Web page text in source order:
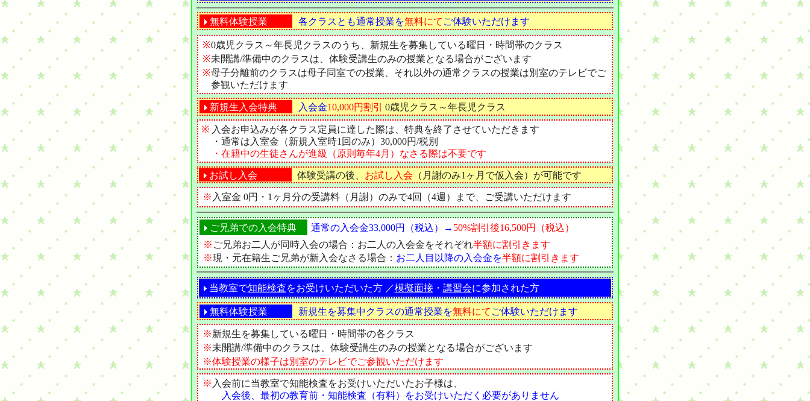
無料体験授業 各クラスとも通常授業を無料にて ご体験いただけます
※0歳児クラス～年長児クラスのうち、新規生を募集している曜日・時間帯のクラス
※未開講/準備中のクラスは、体験受講生のみの授業となる場合がございます
※母子分離前のクラスは母子同室での授業、それ以外の通常クラスの授業は別室のテレビでご
参観いただけます
新規生入会特典 入会金10,000円割引 0歳児クラス～年長児クラス
※ 入会お申込みが各クラス定員に達した際は、特典を終了させていただきます
・通常は入室金（新規入室時1回のみ）30,000円/税別
・在籍中の生徒さんが進級（原則毎年4月）なさる際は不要です
お試し入会 体験受講の後、 お試し入会 （月謝のみ1ヶ月で仮入会）が可能です
※ 入室金 0円・1ヶ月分の受講料（月謝）のみで4回（4週）まで、ご受講いただけます
ご兄弟での入会特典 通常の入会金33,000円（税込）→ 50%割引後16,500円（税込）
※ ご兄弟お二人が同時入会の場合：お二人の入会金をそれぞれ半額に割引きます
※現・元在籍生ご兄弟が新入会なさる場合： お二人目以降の入会金を半額に割引きます
当教室で知能検査をお受けいただいた方 ／模擬面接・ 講習会に参加された方
無料体験授業 新規生を募集中クラスの通常授業を無料にて ご体験いただけます
※新規生を募集している曜日・時間帯の各クラス
※未開講/準備中のクラスは、体験受講生のみの授業となる場合がございます
※体験授業の様子は別室のテレビでご参観いただけます
※ 入会前に当教室で知能検査をお受けいただいたお子様は、
入会後、最初の教育前・知能検査（有料）をお受けいただく必要がありません